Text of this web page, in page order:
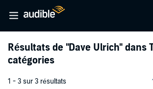
Résultats de "Dave Ulrich" dans
catégories
1 - 3 sur 3 résultats